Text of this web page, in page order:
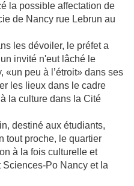
la possible affectation de
de Nancy rue Lebrun au
les dévoiler, le préfet a
invité n'eut lâché le
«un peu à l’étroit» dans ses
les lieux dans le cadre
la culture dans la Cité
destiné aux étudiants,
tout proche, le quartier
à la fois culturelle et
Po Nancy et la